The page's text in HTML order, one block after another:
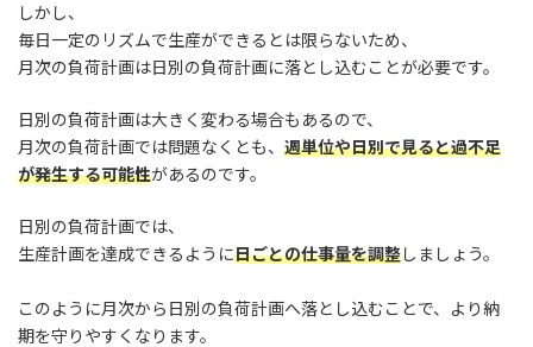
しかし、
毎日一定のリズムで生産ができるとは限らないため、
月次の負荷計画は日別の負荷計画に落とし込むことが必要です。
日別の負荷計画は大きく変わる場合もあるので、
月次の負荷計画では問題なくとも、 週単位や日別で見ると過不足
が発生する可能性があるのです。
日別の負荷計画では、
生産計画を達成できるように日ごとの仕事量を調整しましょう。
このように月次から日別の負荷計画へ落とし込むことで、より納
期を守りやすくなります。